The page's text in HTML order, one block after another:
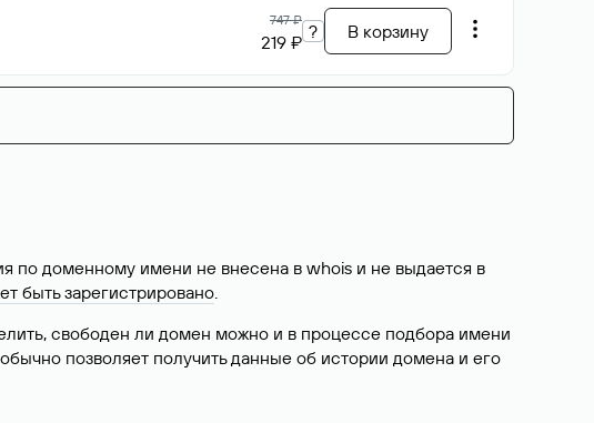
747 ₽
219 ₽ ? В корзину
по доменному имени не внесена в whois и не выдается в
быть зарегистрировано.
свободен ли домен можно и в процессе подбора имени
позволяет получить данные об истории домена и его